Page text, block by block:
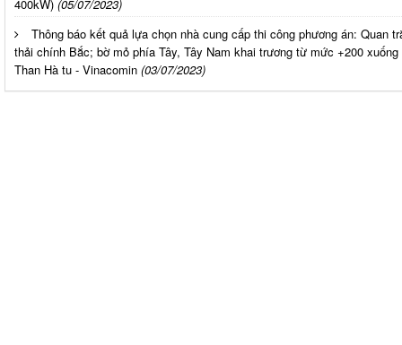
400kW) (05/07/2023)
Thông báo kết quả lựa chọn nhà cung cấp thi công phương án: Quan
thải chính Bắc; bờ mỏ phía Tây, Tây Nam khai trương từ mức +200
Than Hà tu - Vinacomin (03/07/2023)